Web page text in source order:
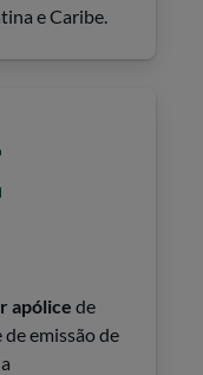
e Caribe.
apólice de
emissão de